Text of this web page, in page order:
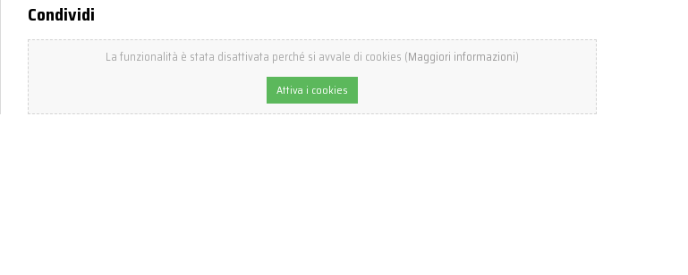
Condividi
La funzionalità è stata disattivata perché si avvale di cookies (Maggiori informazioni)
Attiva i cookies